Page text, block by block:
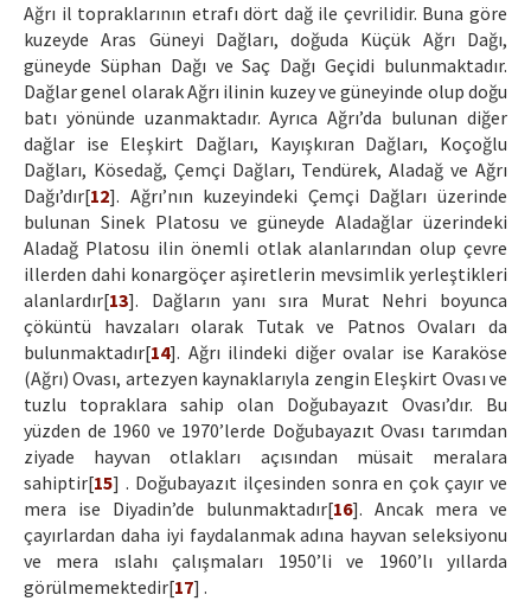
Ağrı il topraklarının etrafı dört dağ ile çevrilidir. Buna göre
kuzeyde Aras Güneyi Dağları, doğuda Küçük Ağrı Dağı,
güneyde Süphan Dağı ve Saç Dağı Geçidi bulunmaktadır.
Dağlar genel olarak Ağrı ilinin kuzey ve güneyinde olup doğu
batı yönünde uzanmaktadır. Ayrıca Ağrı’da bulunan diğer
dağlar ise Eleşkirt Dağları, Kayışkıran Dağları, Koçoğlu
Dağları, Kösedağ, Çemçi Dağları, Tendürek, Aladağ ve Ağrı
Dağı’dır[12]. Ağrı’nın kuzeyindeki Çemçi Dağları üzerinde
bulunan Sinek Platosu ve güneyde Aladağlar üzerindeki
Aladağ Platosu ilin önemli otlak alanlarından olup çevre
illerden dahi konargöçer aşiretlerin mevsimlik yerleştikleri
alanlardır[13]. Dağların yanı sıra Murat Nehri boyunca
çöküntü havzaları olarak Tutak ve Patnos Ovaları da
bulunmaktadır[14]. Ağrı ilindeki diğer ovalar ise Karaköse
(Ağrı) Ovası, artezyen kaynaklarıyla zengin Eleşkirt Ovası ve
tuzlu topraklara sahip olan Doğubayazıt Ovası’dır. Bu
yüzden de 1960 ve 1970’lerde Doğubayazıt Ovası tarımdan
ziyade hayvan otlakları açısından müsait meralara
sahiptir[15] . Doğubayazıt ilçesinden sonra en çok çayır ve
mera ise Diyadin’de bulunmaktadır[16]. Ancak mera ve
çayırlardan daha iyi faydalanmak adına hayvan seleksiyonu
ve mera ıslahı çalışmaları 1950’li ve 1960’lı yıllarda
görülmemektedir[17] .